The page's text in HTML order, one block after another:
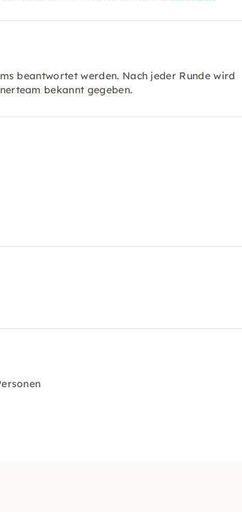
beantwortet werden. Nach jeder Runde wird
bekannt gegeben.